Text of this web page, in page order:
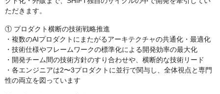
ただきます。
① プロダクト横断の技術戦略推進
・複数のAIプロダクトにまたがるアーキテクチャの共通化・最適化
・技術仕様やフレームワークの標準化による開発効率の最大化
・開発チーム間の技術方針のすり合わせや、横断的な技術リード
・各エンジニアは2〜3プロダクトに並行で関与し、全体視点と専門
性の両立を図っています